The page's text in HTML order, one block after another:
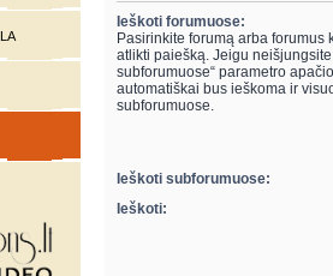
Ieškoti forumuose:
Pasirinkite forumą arba forumus
atlikti paiešką. Jeigu neišjungsite
subforumuose“ parametro
automatiškai bus ieškoma ir
subforumuose.
Ieškoti subforumuose:
Ieškoti: